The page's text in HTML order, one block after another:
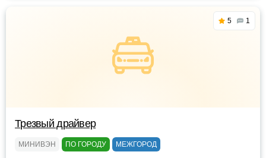
5 1
Трезвый драйвер
МИНИВЭН ПО ГОРОДУ МЕЖГОРОД